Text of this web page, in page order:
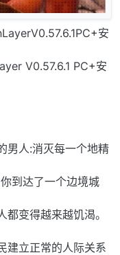
安
V0.57.6.1 PC+安
男人:消灭每一个地精
到达了一个边境城
变得越来越饥渴。
建立正常的人际关系